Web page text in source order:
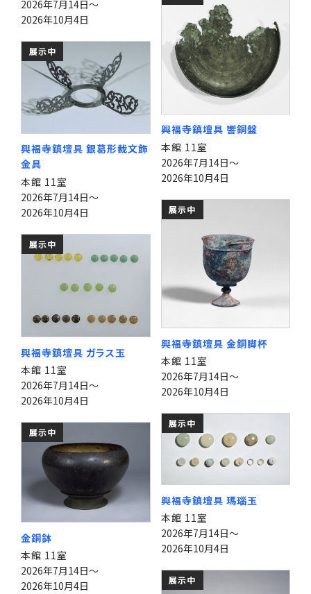
2026年7月14日～
2026年10月4日
興福寺鎮壇具 響銅盤
本館 11室
2026年7月14日～
2026年10月4日
展示中
興福寺鎮壇具 銀葛形裁文飾
金具
本館 11室
2026年7月14日～
2026年10月4日
展示中
興福寺鎮壇具 金銅脚杯
本館 11室
2026年7月14日～
2026年10月4日
展示中
興福寺鎮壇具 ガラス玉
本館 11室
2026年7月14日～
2026年10月4日
展示中
興福寺鎮壇具 瑪瑙玉
本館 11室
2026年7月14日～
2026年10月4日
展示中
金銅鉢
本館 11室
2026年7月14日～
2026年10月4日
展示中